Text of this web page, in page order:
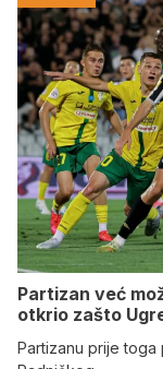
Partizan već
otkrio zašto
Partizanu prije